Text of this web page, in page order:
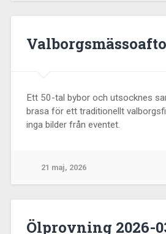
Ett 50-tal bybor och utsocknes
brasa för ett traditionellt
inga bilder från eventet.
21 maj, 2026
Ölprovning 2026-